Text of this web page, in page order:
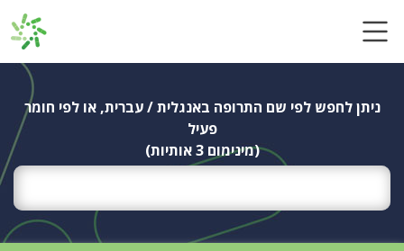
ניתן לחפש לפי שם התרופה באנגלית / עברית, או לפי חומר
פעיל
(מינימום 3 אותיות)